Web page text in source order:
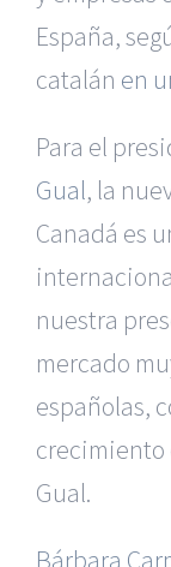
España,
catalán en
Para el
Gual, la
Canadá es
nuestra
mercado
españolas,
crecimiento
Gual.
Bárbara